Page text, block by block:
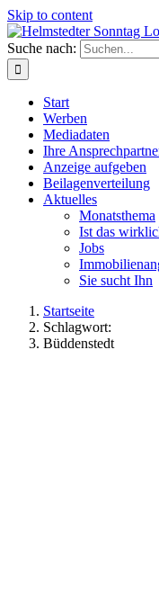
Skip to content
Suche nach:
Start
Werben
Mediadaten
Ihre
Anzeige aufgeben
Beilagenverteilung
Aktuelles
Monatsthema
Ist das
Jobs
Sie sucht Ihn
Startseite
Schlagwort:
Büddenstedt